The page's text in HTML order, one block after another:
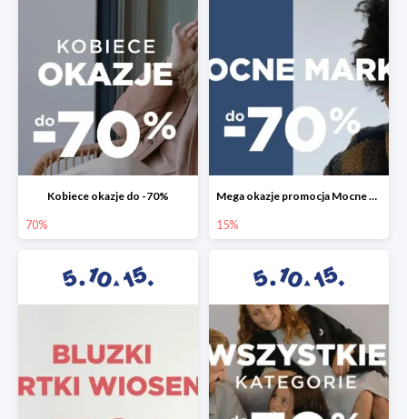
Kobiece okazje do -70%
70%
Mega okazje promocja Mocne marki do -70%
15%